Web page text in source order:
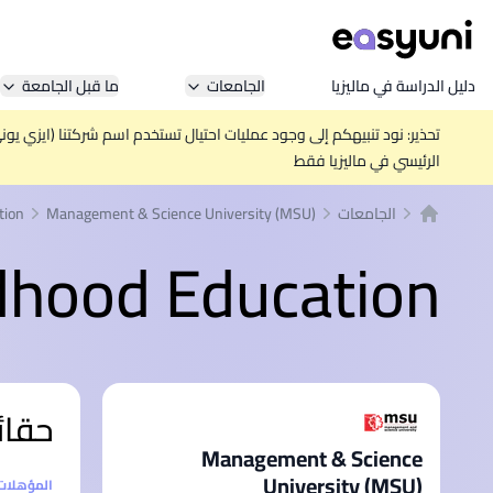
دليل الدراسة في ماليزيا الجامعات ما قبل الجامعة
تحذير: نود تنبيهكم إلى وجود عمليات احتيال تستخدم اسم شركتنا (ايزي
الرئيسي في ماليزيا فقط
الجامعات Management & Science University (MSU)
Education
Management & Science